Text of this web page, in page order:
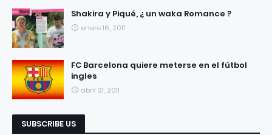
Shakira y Piqué, ¿ un waka Romance ?
enero 16, 2011
FC Barcelona quiere meterse en el fútbol
ingles
abril 21, 2011
SUBSCRIBE US